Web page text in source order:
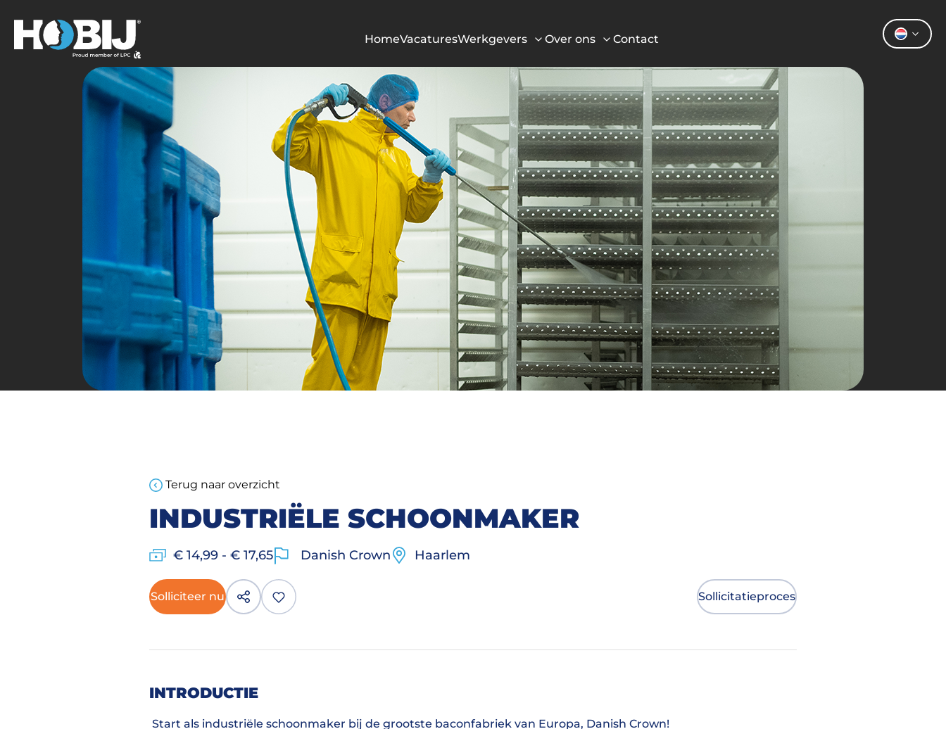
HomeVacaturesWerkgevers Over ons Contact
Terug naar overzicht
INDUSTRIËLE SCHOONMAKER
€ 14,99 - € 17,65 Danish Crown Haarlem
Solliciteer nu Sollicitatieproces
INTRODUCTIE
Start als industriële schoonmaker bij de grootste baconfabriek van Europa, Danish Crown!